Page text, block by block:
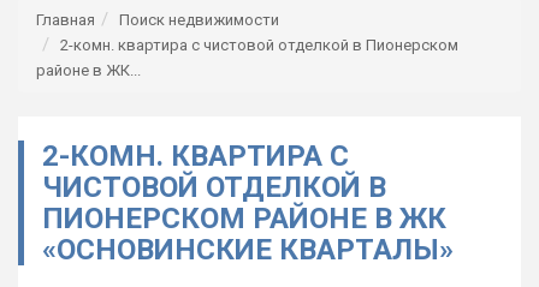
Главная
Поиск недвижимости
2-комн. квартира с чистовой отделкой в Пионерском
районе в ЖК...
2-КОМН. КВАРТИРА С
ЧИСТОВОЙ ОТДЕЛКОЙ В
ПИОНЕРСКОМ РАЙОНЕ В ЖК
«ОСНОВИНСКИЕ КВАРТАЛЫ»